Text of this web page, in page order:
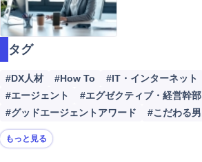
タグ
#DX人材 #How To #IT・インターネット
#エージェント
#エグゼクティブ・経営幹部
#グッドエージェントアワード
#こだわる男
もっと見る